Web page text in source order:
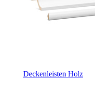
Deckenleisten Holz